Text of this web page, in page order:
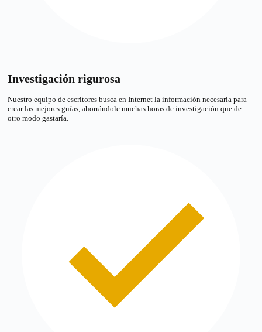
Investigación rigurosa
Nuestro equipo de escritores busca en Internet la información necesaria para
crear las mejores guías, ahorrándole muchas horas de investigación que de
otro modo gastaría.